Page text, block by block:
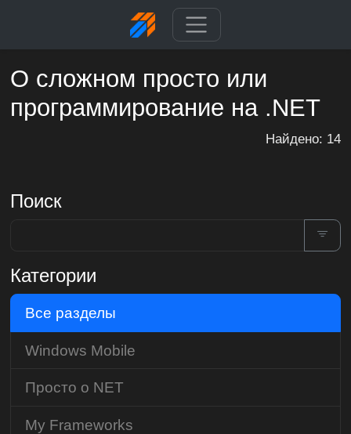
О сложном просто или
программирование на .NET
Найдено: 14
Поиск
Категории
Все разделы
Windows Mobile
Просто о NET
My Frameworks